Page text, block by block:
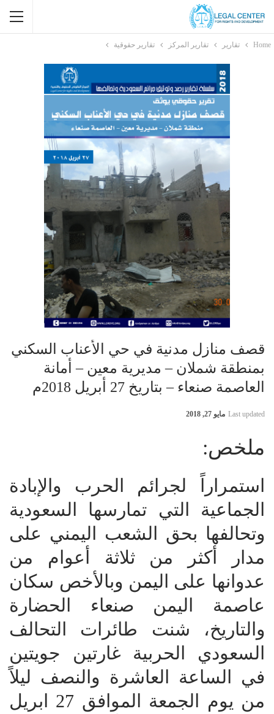
Home تقارير تقارير المركز تقارير حقوقية
قصف منازل مدنية في حي الأعناب السكني
بمنطقة شملان – مديرية معين – أمانة
العاصمة صنعاء – بتاريخ 27 أبريل 2018م
Last updated مايو 27, 2018
ملخص:
استمراراً لجرائم الحرب والإبادة
الجماعية التي تمارسها السعودية
وتحالفها بحق الشعب اليمني على
مدار أكثر من ثلاثة أعوام من
عدوانها على اليمن وبالأخص سكان
عاصمة اليمن صنعاء الحضارة
والتاريخ، شنت طائرات التحالف
السعودي الحربية غارتين جويتين
في الساعة العاشرة والنصف ليلاً
من يوم الجمعة الموافق 27 ابريل